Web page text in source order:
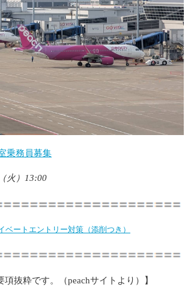
乗務員募集
火）13:00
ートエントリー対策（添削つき）
項抜粋です。（peachサイトより）】